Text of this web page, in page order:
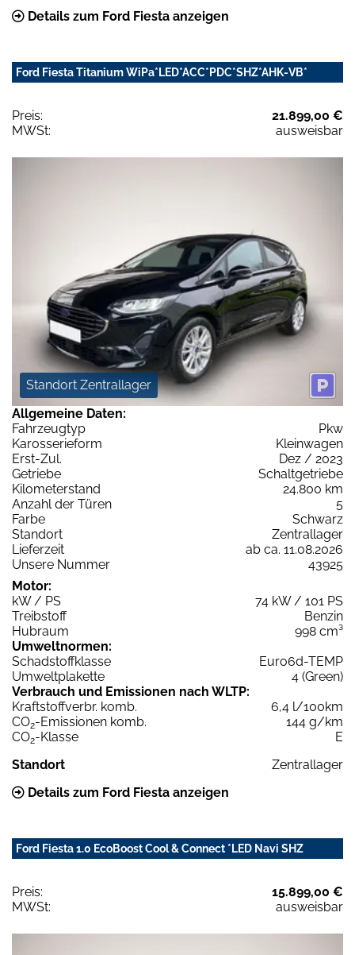
Details zum Ford Fiesta anzeigen
Ford Fiesta Titanium WiPa*LED*ACC*PDC*SHZ*AHK-VB*
Preis:
21.899,00 €
MWSt:
ausweisbar
Standort Zentrallager
Allgemeine Daten:
Fahrzeugtyp
Pkw
Karosserieform
Kleinwagen
Erst-Zul.
Dez / 2023
Getriebe
Schaltgetriebe
Kilometerstand
24.800 km
Anzahl der Türen
5
Farbe
Schwarz
Standort
Zentrallager
Lieferzeit
ab ca. 11.08.2026
Unsere Nummer
43925
Motor:
kW / PS
74 kW / 101 PS
Treibstoff
Benzin
Hubraum
998 cm³
Umweltnormen:
Schadstoffklasse
Euro6d-TEMP
Umweltplakette
4 (Green)
Verbrauch und Emissionen nach WLTP:
Kraftstoffverbr. komb.
6,4 l/100km
CO2-Emissionen komb.
144 g/km
CO2-Klasse
E
Standort
Zentrallager
Details zum Ford Fiesta anzeigen
Ford Fiesta 1.0 EcoBoost Cool & Connect *LED Navi SHZ
Preis:
15.899,00 €
MWSt:
ausweisbar